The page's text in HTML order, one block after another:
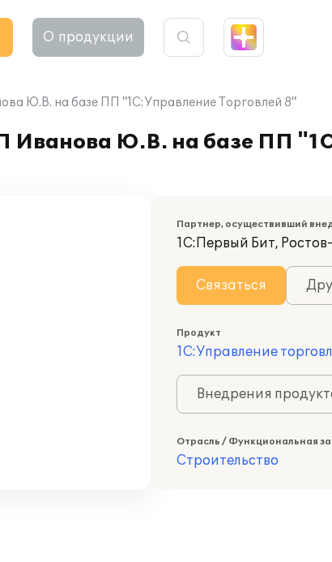
О продукции
Ю.В. на базе ПП "1С:Управление Торговлей 8"
Иванова Ю.В. на базе ПП
Партнер, осуществивший
1С:Первый Бит,
Связаться
Продукт
1С:Управление
Внедрения
Отрасль / Функциональная
Строительство